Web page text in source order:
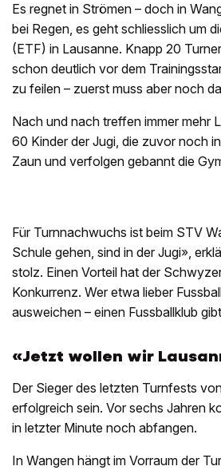
Es regnet in Strömen – doch in
bei Regen, es geht schliesslich um
(ETF) in Lausanne. Knapp 20
schon deutlich vor dem
zu feilen – zuerst muss aber noch
Nach und nach treffen immer mehr
60 Kinder der Jugi, die zuvor noch
Zaun und verfolgen gebannt die
Für Turnnachwuchs ist beim STV
Schule gehen, sind in der Jugi»,
stolz. Einen Vorteil hat der
Konkurrenz. Wer etwa lieber
ausweichen – einen Fussballklub
«Jetzt wollen wir
Der Sieger des letzten Turnfests
erfolgreich sein. Vor sechs Jahren
in letzter Minute noch abfangen.
In Wangen hängt im Vorraum der